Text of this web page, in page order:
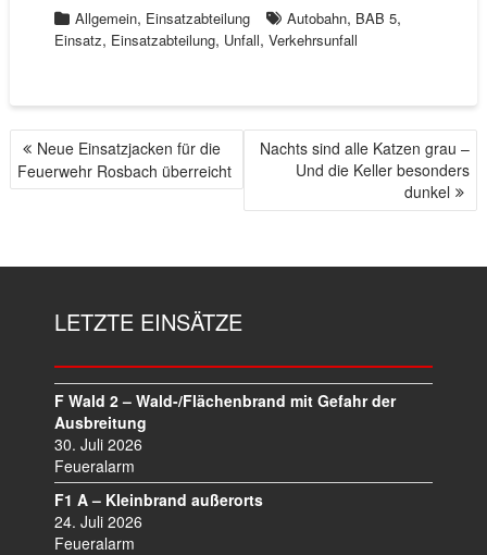
Allgemein, Einsatzabteilung Autobahn, BAB 5,
Einsatz, Einsatzabteilung, Unfall, Verkehrsunfall
B
E
Neue Einsatzjacken für die
Feuerwehr Rosbach überreicht
Nachts sind alle Katzen grau –
Und die Keller besonders
dunkel
LETZTE EINSÄTZE
F Wald 2 – Wald-/Flächenbrand mit Gefahr der
Ausbreitung
30. Juli 2026
Feueralarm
F1 A – Kleinbrand außerorts
24. Juli 2026
Feueralarm